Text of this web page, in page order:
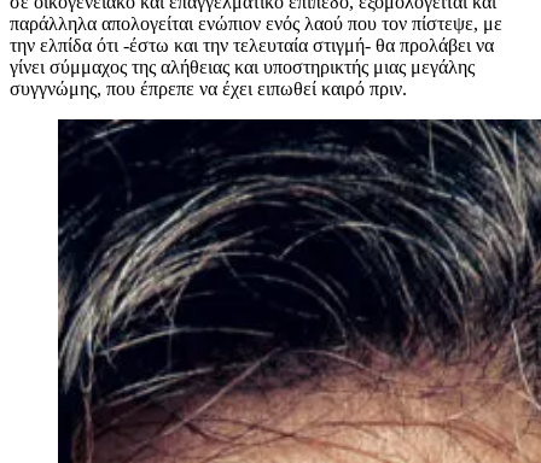
παράλληλα απολογείται ενώπιον ενός λαού που τον πίστεψε, με
την ελπίδα ότι -έστω και την τελευταία στιγμή- θα προλάβει να
γίνει σύμμαχος της αλήθειας και υποστηρικτής μιας μεγάλης
συγγνώμης, που έπρεπε να έχει ειπωθεί καιρό πριν.